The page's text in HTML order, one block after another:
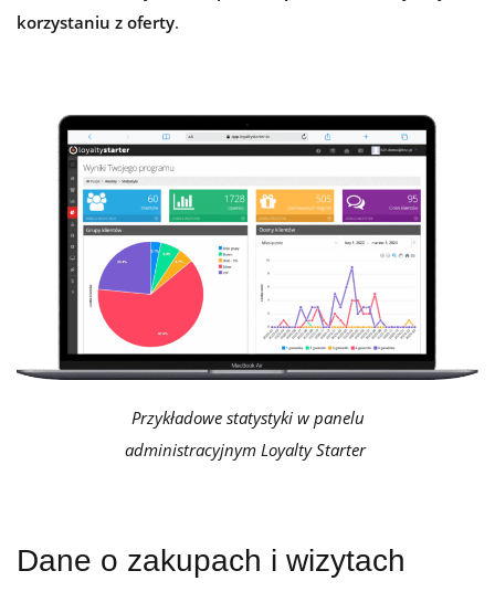
korzystaniu z oferty.
Przykładowe statystyki w panelu
administracyjnym Loyalty Starter
Dane o zakupach i wizytach